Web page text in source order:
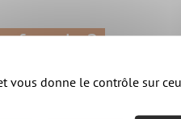
façade ?
pose d’un bardage…)
vous donne le contrôle sur